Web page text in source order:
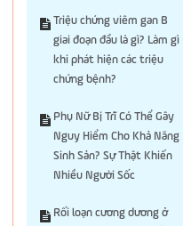
Triệu chứng viêm gan B
giai đoạn đầu là gì? Làm gì
khi phát hiện các triệu
chứng bệnh?
Phụ Nữ Bị Trĩ Có Thể Gây
Nguy Hiểm Cho Khả Năng
Sinh Sản? Sự Thật Khiến
Nhiều Người Sốc
Rối loạn cương dương ở